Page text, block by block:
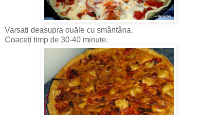
Varsati deasupra ouăle cu smântâna.
Coaceți timp de 30-40 minute.